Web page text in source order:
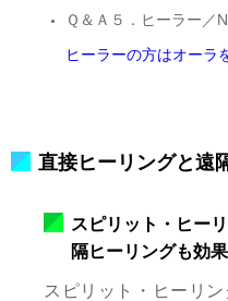
Ｑ＆Ａ５．ヒーラー／
ヒーラーの方はオーラ
直接ヒーリングと遠
スピリット・ヒー
隔ヒーリングも効
スピリット・ヒーリ